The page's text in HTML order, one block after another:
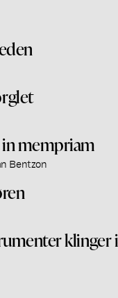
in mempriam
Bentzon
klinger